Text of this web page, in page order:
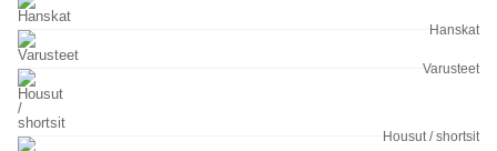
Hanskat
Varusteet
Housut / shortsit